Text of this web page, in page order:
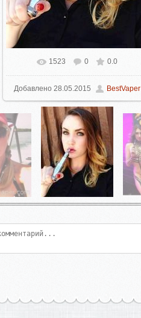
1523 0 0.0
Добавлено 28.05.2015 BestVaper